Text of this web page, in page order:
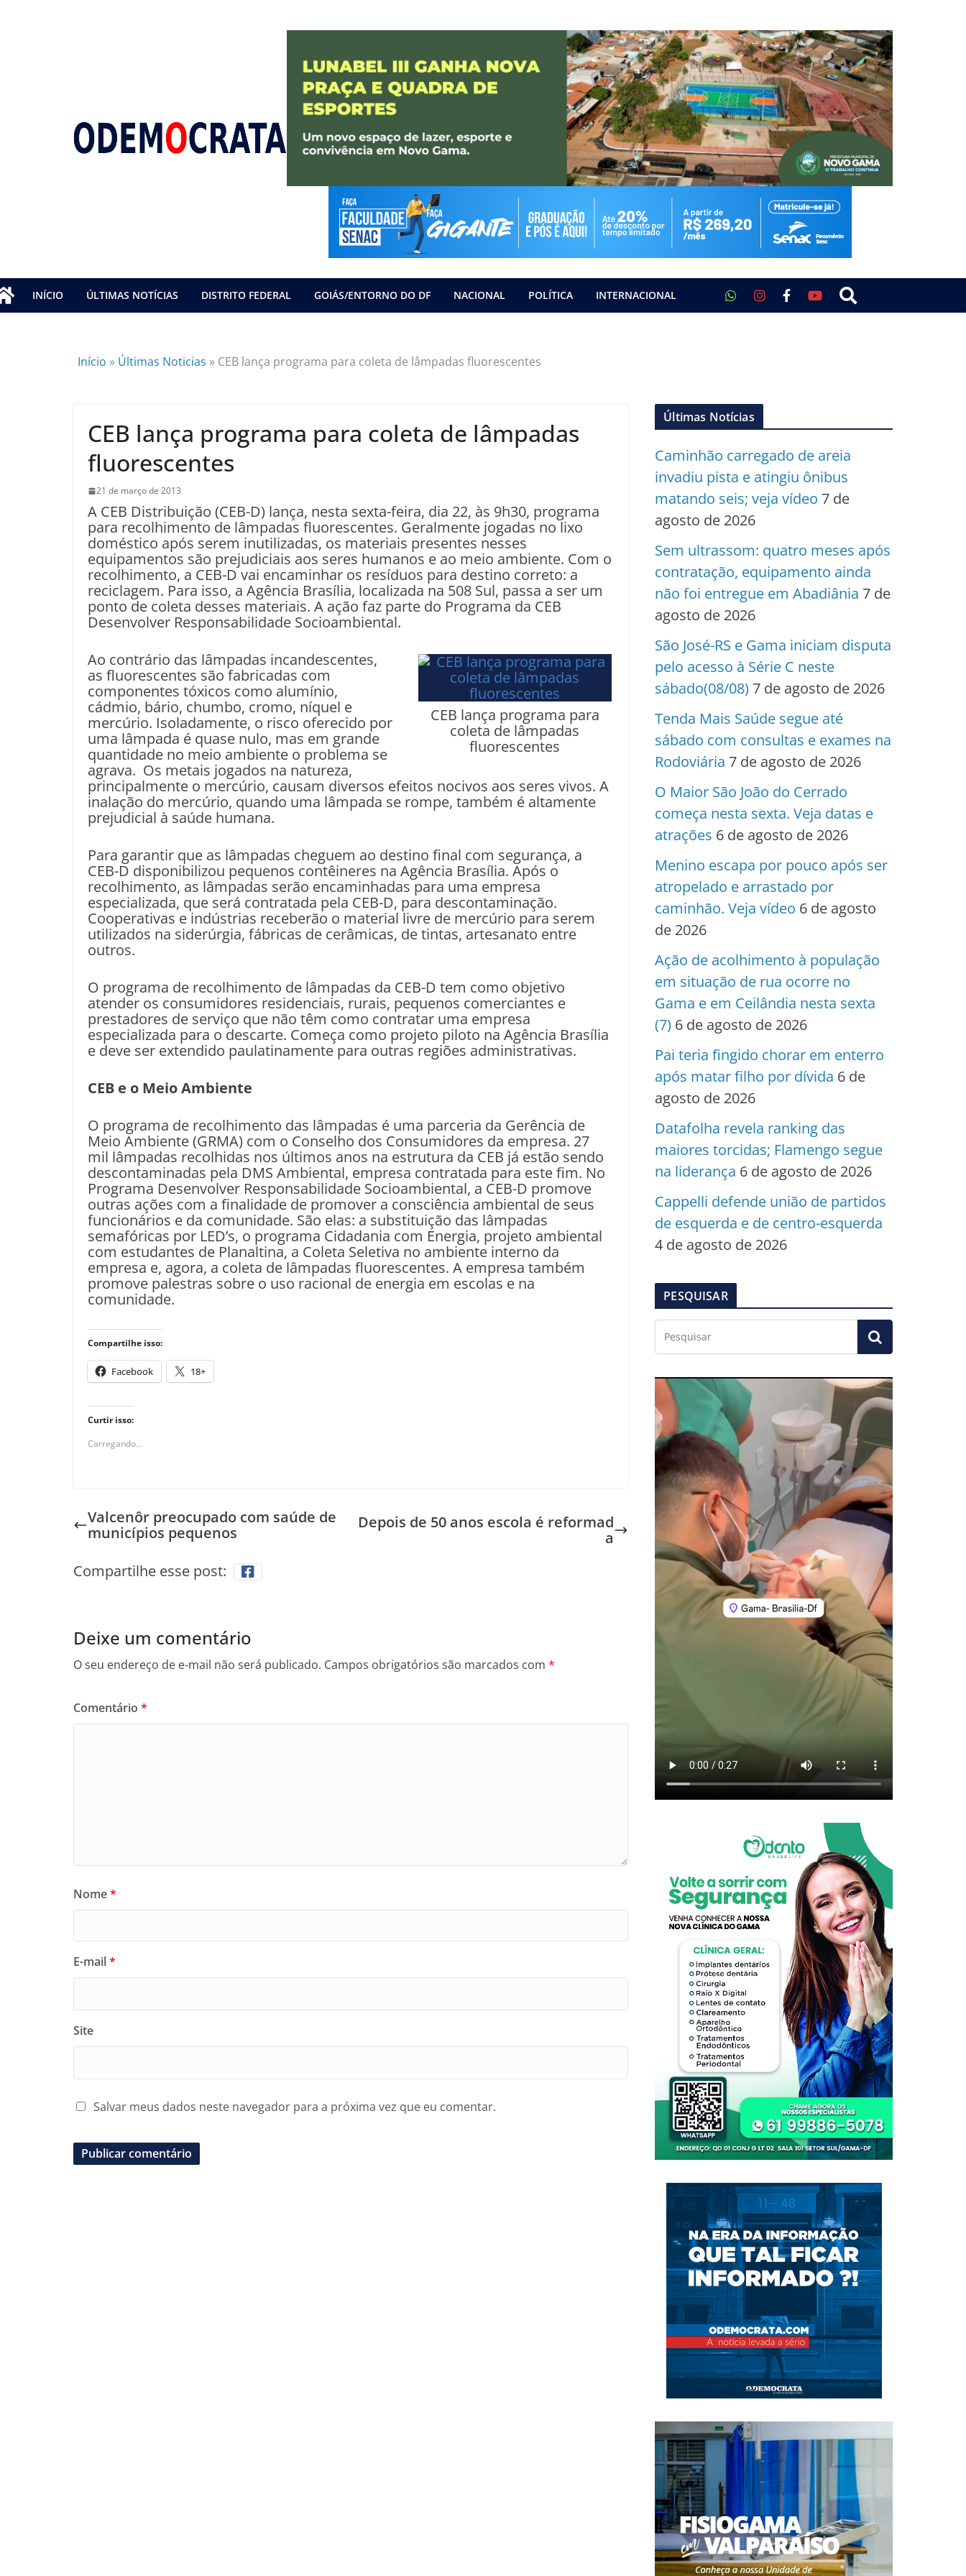
INÍCIO ÚLTIMAS NOTÍCIAS DISTRITO FEDERAL GOIÁS/ENTORNO DO DF NACIONAL POLÍTICA INTERNACIONAL
Início » Últimas Noticias » CEB lança programa para coleta de lâmpadas fluorescentes
CEB lança programa para coleta de lâmpadas
fluorescentes
21 de março de 2013
A CEB Distribuição (CEB-D) lança, nesta sexta-feira, dia 22, às 9h30, programa
para recolhimento de lâmpadas fluorescentes. Geralmente jogadas no lixo
doméstico após serem inutilizadas, os materiais presentes nesses
equipamentos são prejudiciais aos seres humanos e ao meio ambiente. Com o
recolhimento, a CEB-D vai encaminhar os resíduos para destino correto: a
reciclagem. Para isso, a Agência Brasília, localizada na 508 Sul, passa a ser um
ponto de coleta desses materiais. A ação faz parte do Programa da CEB
Desenvolver Responsabilidade Socioambiental.
CEB lança programa para
coleta de lâmpadas
fluorescentes
Ao contrário das lâmpadas incandescentes,
as fluorescentes são fabricadas com
componentes tóxicos como alumínio,
cádmio, bário, chumbo, cromo, níquel e
mercúrio. Isoladamente, o risco oferecido por
uma lâmpada é quase nulo, mas em grande
quantidade no meio ambiente o problema se
agrava. Os metais jogados na natureza,
principalmente o mercúrio, causam diversos efeitos nocivos aos seres vivos. A
inalação do mercúrio, quando uma lâmpada se rompe, também é altamente
prejudicial à saúde humana.
Para garantir que as lâmpadas cheguem ao destino final com segurança, a
CEB-D disponibilizou pequenos contêineres na Agência Brasília. Após o
recolhimento, as lâmpadas serão encaminhadas para uma empresa
especializada, que será contratada pela CEB-D, para descontaminação.
Cooperativas e indústrias receberão o material livre de mercúrio para serem
utilizados na siderúrgia, fábricas de cerâmicas, de tintas, artesanato entre
outros.
O programa de recolhimento de lâmpadas da CEB-D tem como objetivo
atender os consumidores residenciais, rurais, pequenos comerciantes e
prestadores de serviço que não têm como contratar uma empresa
especializada para o descarte. Começa como projeto piloto na Agência Brasília
e deve ser extendido paulatinamente para outras regiões administrativas.
CEB e o Meio Ambiente
O programa de recolhimento das lâmpadas é uma parceria da Gerência de
Meio Ambiente (GRMA) com o Conselho dos Consumidores da empresa. 27
mil lâmpadas recolhidas nos últimos anos na estrutura da CEB já estão sendo
descontaminadas pela DMS Ambiental, empresa contratada para este fim. No
Programa Desenvolver Responsabilidade Socioambiental, a CEB-D promove
outras ações com a finalidade de promover a consciência ambiental de seus
funcionários e da comunidade. São elas: a substituição das lâmpadas
semafóricas por LED’s, o programa Cidadania com Energia, projeto ambiental
com estudantes de Planaltina, a Coleta Seletiva no ambiente interno da
empresa e, agora, a coleta de lâmpadas fluorescentes. A empresa também
promove palestras sobre o uso racional de energia em escolas e na
comunidade.
Compartilhe isso:
Facebook 18+
Curtir isso:
Carregando...
Valcenôr preocupado com saúde de
municípios pequenos
Depois de 50 anos escola é reformad
a
Compartilhe esse post:
Deixe um comentário
O seu endereço de e-mail não será publicado. Campos obrigatórios são marcados com *
Comentário *
Nome*
E-mail*
Site
Salvar meus dados neste navegador para a próxima vez que eu comentar.
Últimas Notícias
Caminhão carregado de areia
invadiu pista e atingiu ônibus
matando seis; veja vídeo 7 de
agosto de 2026
Sem ultrassom: quatro meses após
contratação, equipamento ainda
não foi entregue em Abadiânia 7 de
agosto de 2026
São José-RS e Gama iniciam disputa
pelo acesso à Série C neste
sábado(08/08) 7 de agosto de 2026
Tenda Mais Saúde segue até
sábado com consultas e exames na
Rodoviária 7 de agosto de 2026
O Maior São João do Cerrado
começa nesta sexta. Veja datas e
atrações 6 de agosto de 2026
Menino escapa por pouco após ser
atropelado e arrastado por
caminhão. Veja vídeo 6 de agosto
de 2026
Ação de acolhimento à população
em situação de rua ocorre no
Gama e em Ceilândia nesta sexta
(7) 6 de agosto de 2026
Pai teria fingido chorar em enterro
após matar filho por dívida 6 de
agosto de 2026
Datafolha revela ranking das
maiores torcidas; Flamengo segue
na liderança 6 de agosto de 2026
Cappelli defende união de partidos
de esquerda e de centro-esquerda
4 de agosto de 2026
PESQUISAR